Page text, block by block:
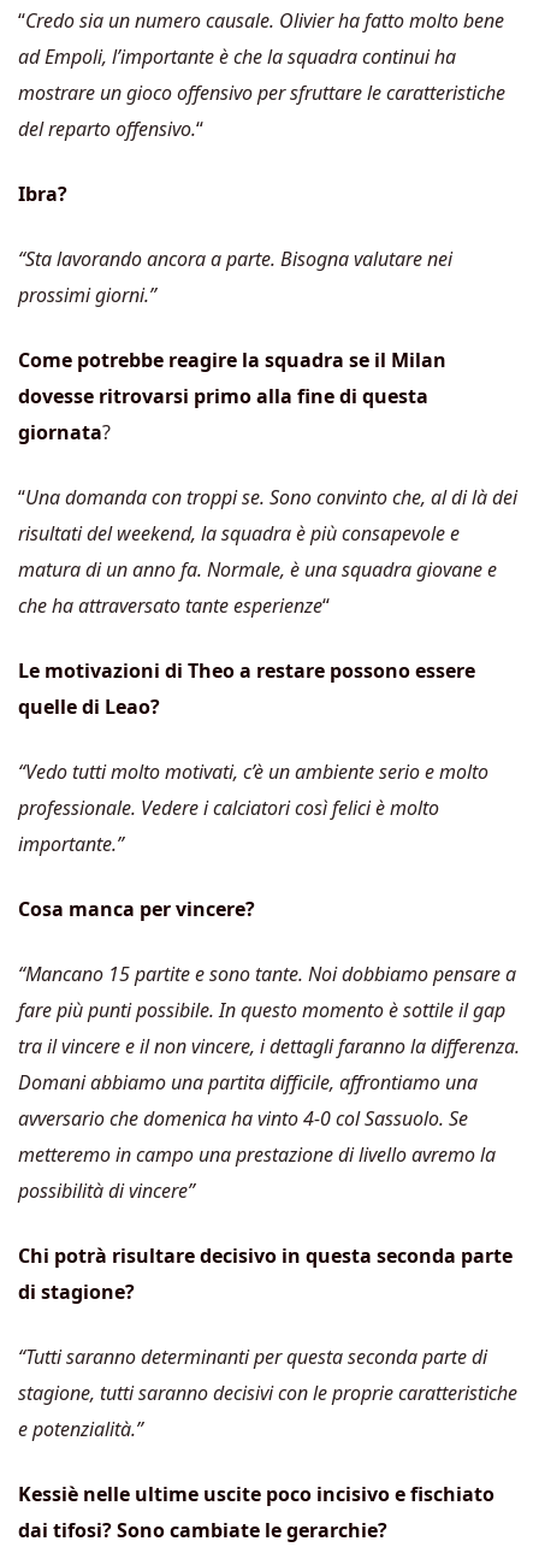
“Credo sia un numero causale. Olivier ha fatto molto bene
ad Empoli, l’importante è che la squadra continui ha
mostrare un gioco offensivo per sfruttare le caratteristiche
del reparto offensivo.“
Ibra?
“Sta lavorando ancora a parte. Bisogna valutare nei
prossimi giorni.”
Come potrebbe reagire la squadra se il Milan
dovesse ritrovarsi primo alla fine di questa
giornata?
“Una domanda con troppi se. Sono convinto che, al di là dei
risultati del weekend, la squadra è più consapevole e
matura di un anno fa. Normale, è una squadra giovane e
che ha attraversato tante esperienze“
Le motivazioni di Theo a restare possono essere
quelle di Leao?
“Vedo tutti molto motivati, c’è un ambiente serio e molto
professionale. Vedere i calciatori così felici è molto
importante.”
Cosa manca per vincere?
“Mancano 15 partite e sono tante. Noi dobbiamo pensare a
fare più punti possibile. In questo momento è sottile il gap
tra il vincere e il non vincere, i dettagli faranno la differenza.
Domani abbiamo una partita difficile, affrontiamo una
avversario che domenica ha vinto 4-0 col Sassuolo. Se
metteremo in campo una prestazione di livello avremo la
possibilità di vincere”
Chi potrà risultare decisivo in questa seconda parte
di stagione?
“Tutti saranno determinanti per questa seconda parte di
stagione, tutti saranno decisivi con le proprie caratteristiche
e potenzialità.”
Kessiè nelle ultime uscite poco incisivo e fischiato
dai tifosi? Sono cambiate le gerarchie?